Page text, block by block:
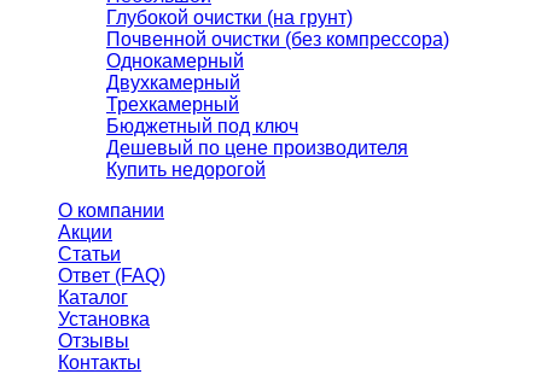
Глубокой очистки (на грунт)
Почвенной очистки (без компрессора)
Однокамерный
Двухкамерный
Трехкамерный
Бюджетный под ключ
Дешевый по цене производителя
Купить недорогой
О компании
Акции
Статьи
Ответ (FAQ)
Каталог
Установка
Отзывы
Контакты